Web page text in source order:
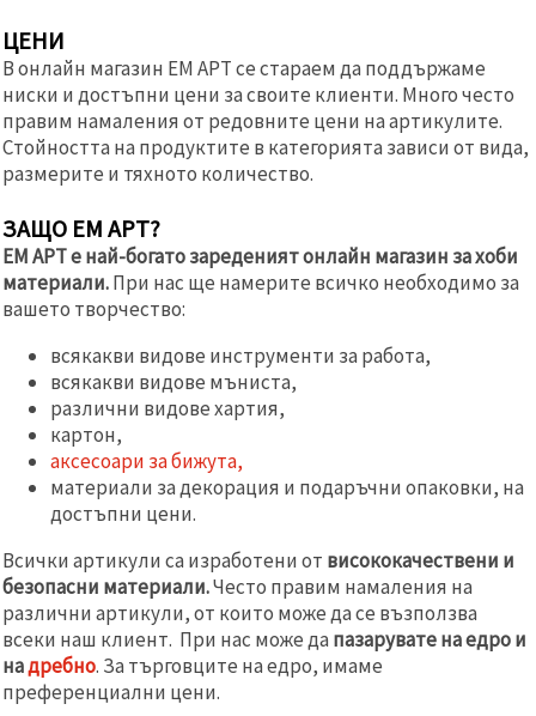
ЦЕНИ
В онлайн магазин ЕМ АРТ се стараем да поддържаме
ниски и достъпни цени за своите клиенти. Много често
правим намаления от редовните цени на артикулите.
Стойността на продуктите в категорията зависи от вида,
размерите и тяхното количество.
ЗАЩО ЕМ АРТ?
ЕМ АРТ е най-богато зареденият онлайн магазин за хоби
материали.При нас ще намерите всичко необходимо за
вашето творчество:
всякакви видове инструменти за работа,
всякакви видове мъниста,
различни видове хартия,
картон,
аксесоари за бижута,
материали за декорация и подаръчни опаковки, на
достъпни цени.
Всички артикули са изработени от висококачествени и
безопасни материали.Често правим намаления на
различни артикули, от които може да се възползва
всеки наш клиент. При нас може да пазарувате на едро и
надребно. За търговците на едро, имаме
преференциални цени.